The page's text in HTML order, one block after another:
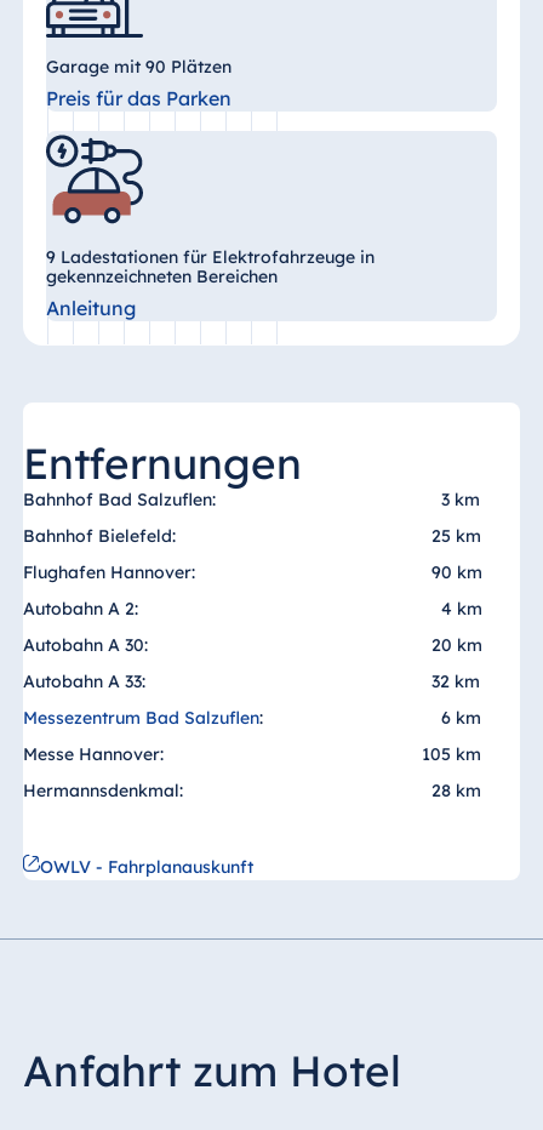
Ägypten
Jolie Ville Resort
& Casino Sharm
El Sheikh
Albanien
Hotel Plaza
Tirana
Resort Marina
Bulgarien
Blue Albena
Hotel Amelia
China
Hotel Taicang
Garden
Hotel &
Garage mit 90 Plätzen
Preis für das Parken
9 Ladestationen für Elektrofahrzeuge in
gekennzeichneten Bereichen
Anleitung
Entfernungen
Bahnhof Bad Salzuflen:
3 km
Bahnhof Bielefeld:
25 km
Flughafen Hannover:
90 km
Autobahn A 2:
4 km
Autobahn A 30:
20 km
Autobahn A 33:
32 km
Messezentrum Bad Salzuflen:
6 km
Messe Hannover:
105 km
Hermannsdenkmal:
28 km
OWLV - Fahrplanauskunft
Anfahrt zum Hotel